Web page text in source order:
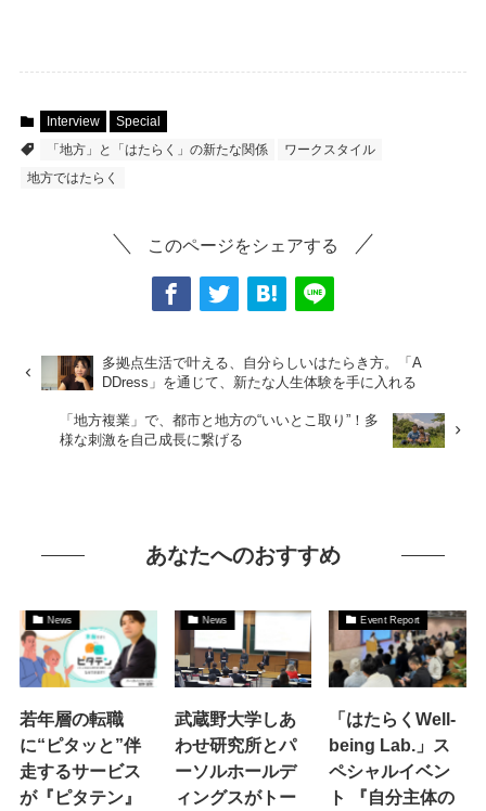
Interview
Special
「地方」と「はたらく」の新たな関係
ワークスタイル
地方ではたらく
このページをシェアする
多拠点生活で叶える、自分らしいはたらき方。「A
DDress」を通じて、新たな人生体験を手に入れる
「地方複業」で、都市と地方の“いいとこ取り”！多
様な刺激を自己成長に繋げる
あなたへのおすすめ
News
若年層の転職
に“ピタッと”伴
走するサービス
が『ピタテン』
News
武蔵野大学しあ
わせ研究所とパ
ーソルホールデ
ィングスがトー
Event Report
「はたらくWell-
being Lab.」ス
ペシャルイベン
ト 『自分主体の